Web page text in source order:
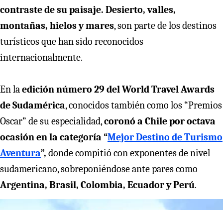
contraste de su paisaje. Desierto, valles,
montañas, hielos y mares, son parte de los destinos
turísticos que han sido reconocidos
internacionalmente.
En laedición número 29 del World Travel Awards
de Sudamérica, conocidos también como los “Premios
Oscar” de su especialidad,coronó a Chile por octava
ocasión en la categoría “Mejor Destino de Turismo
Aventura”, donde compitió con exponentes de nivel
sudamericano, sobreponiéndose ante pares como
Argentina, Brasil, Colombia, Ecuador y Perú.